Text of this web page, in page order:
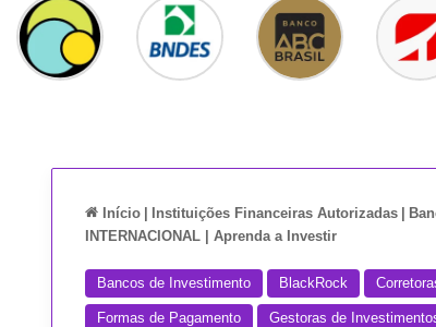
Início Instituições Financeiras Autorizadas
INTERNACIONAL | Aprenda a Investir
Bancos de Investimento BlackRock
Formas de Pagamento Gestoras de